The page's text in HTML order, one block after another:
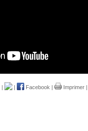
| | Facebook | Imprimer |